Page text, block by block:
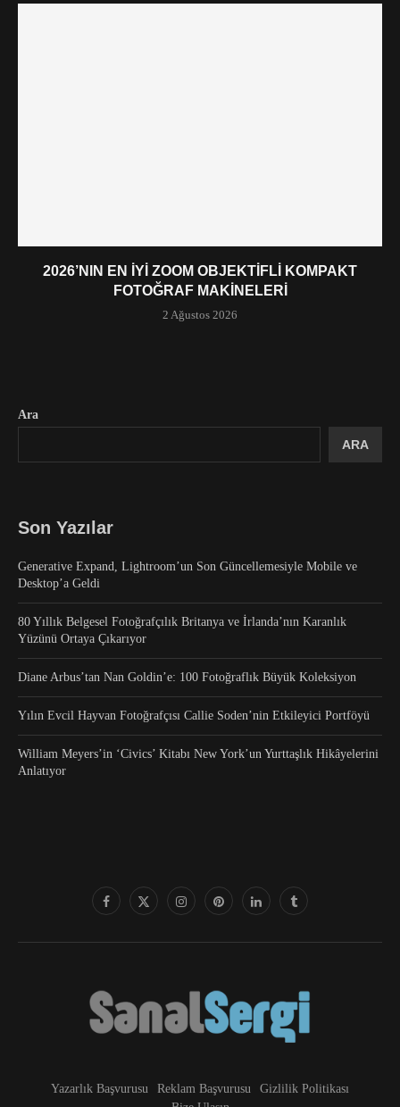
2026’NIN EN İYI ZOOM OBJEKTIFLI KOMPAKT
FOTOĞRAF MAKINELERI
2 Ağustos 2026
Ara
ARA
Son Yazılar
Generative Expand, Lightroom’un Son Güncellemesiyle Mobile ve
Desktop’a Geldi
80 Yıllık Belgesel Fotoğrafçılık Britanya ve İrlanda’nın Karanlık
Yüzünü Ortaya Çıkarıyor
Diane Arbus’tan Nan Goldin’e: 100 Fotoğraflık Büyük Koleksiyon
Yılın Evcil Hayvan Fotoğrafçısı Callie Soden’nin Etkileyici Portföyü
William Meyers’in ‘Civics’ Kitabı New York’un Yurttaşlık Hikâyelerini
Anlatıyor
Yazarlık Başvurusu Reklam Başvurusu
Gizlilik Politikası